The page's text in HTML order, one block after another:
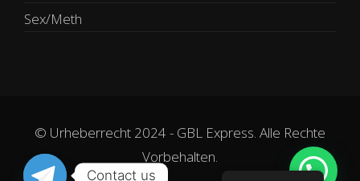
Sex/Meth
© Urheberrecht 2024 - GBL Express. Alle Rechte
Vorbehalten.
Contact us